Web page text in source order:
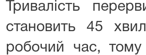
Тривалість
становить 45
робочий час, тому